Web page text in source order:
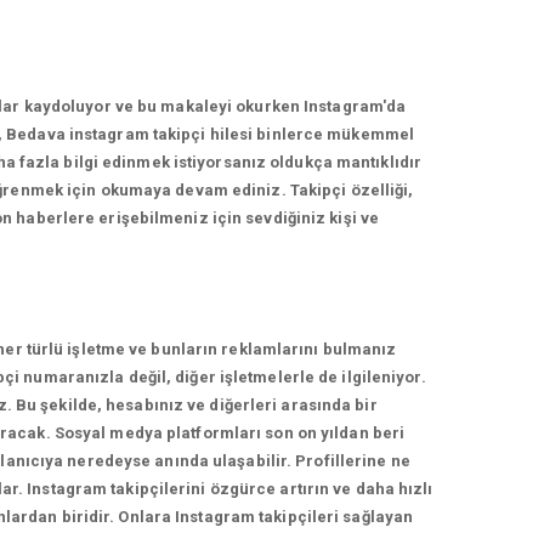
kaydoluyor ve bu makaleyi okurken Instagram'da
instagram takipçi hilesi binlerce mükemmel
fazla bilgi edinmek istiyorsanız oldukça mantıklıdır
için okumaya devam ediniz. Takipçi özelliği,
haberlere erişebilmeniz için sevdiğiniz kişi ve
türlü işletme ve bunların reklamlarını bulmanız
numaranızla değil, diğer işletmelerle de ilgileniyor.
şekilde, hesabınız ve diğerleri arasında bir
Sosyal medya platformları son on yıldan beri
neredeyse anında ulaşabilir. Profillerine ne
Instagram takipçilerini özgürce artırın ve daha hızlı
biridir. Onlara Instagram takipçileri sağlayan